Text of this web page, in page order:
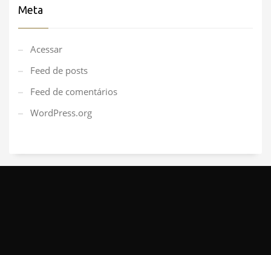
Meta
Acessar
Feed de posts
Feed de comentários
WordPress.org